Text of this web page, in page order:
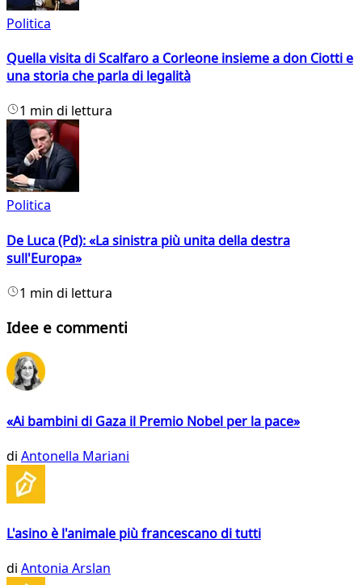
Politica
Quella visita di Scalfaro a Corleone insieme a don Ciotti e
una storia che parla di legalità
1 min di lettura
Politica
De Luca (Pd): «La sinistra più unita della destra
sull'Europa»
1 min di lettura
Idee e commenti
«Ai bambini di Gaza il Premio Nobel per la pace»
di Antonella Mariani
L'asino è l'animale più francescano di tutti
di Antonia Arslan